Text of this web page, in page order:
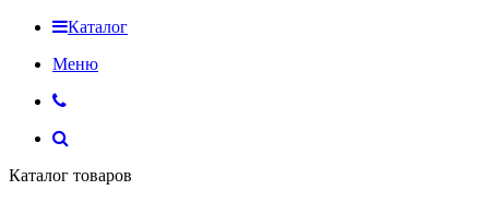
Каталог
Меню
Каталог товаров